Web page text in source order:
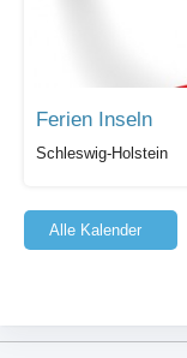
Ferien Inseln
Schleswig-Holstein
Alle Kalender